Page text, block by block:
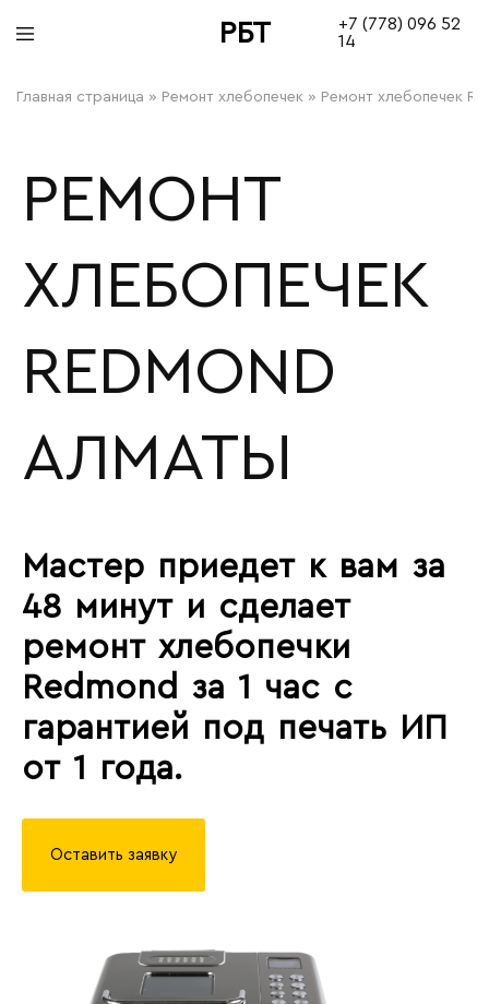
РБТ
+7 (778) 096 52
14
Главная страница » Ремонт хлебопечек » Ремонт хлебопечек
РЕМОНТ
ХЛЕБОПЕЧЕК
REDMOND
АЛМАТЫ
Мастер приедет к вам за
48 минут и сделает
ремонт хлебопечки
Redmond за 1 час с
гарантией под печать ИП
от 1 года.
Оставить заявку